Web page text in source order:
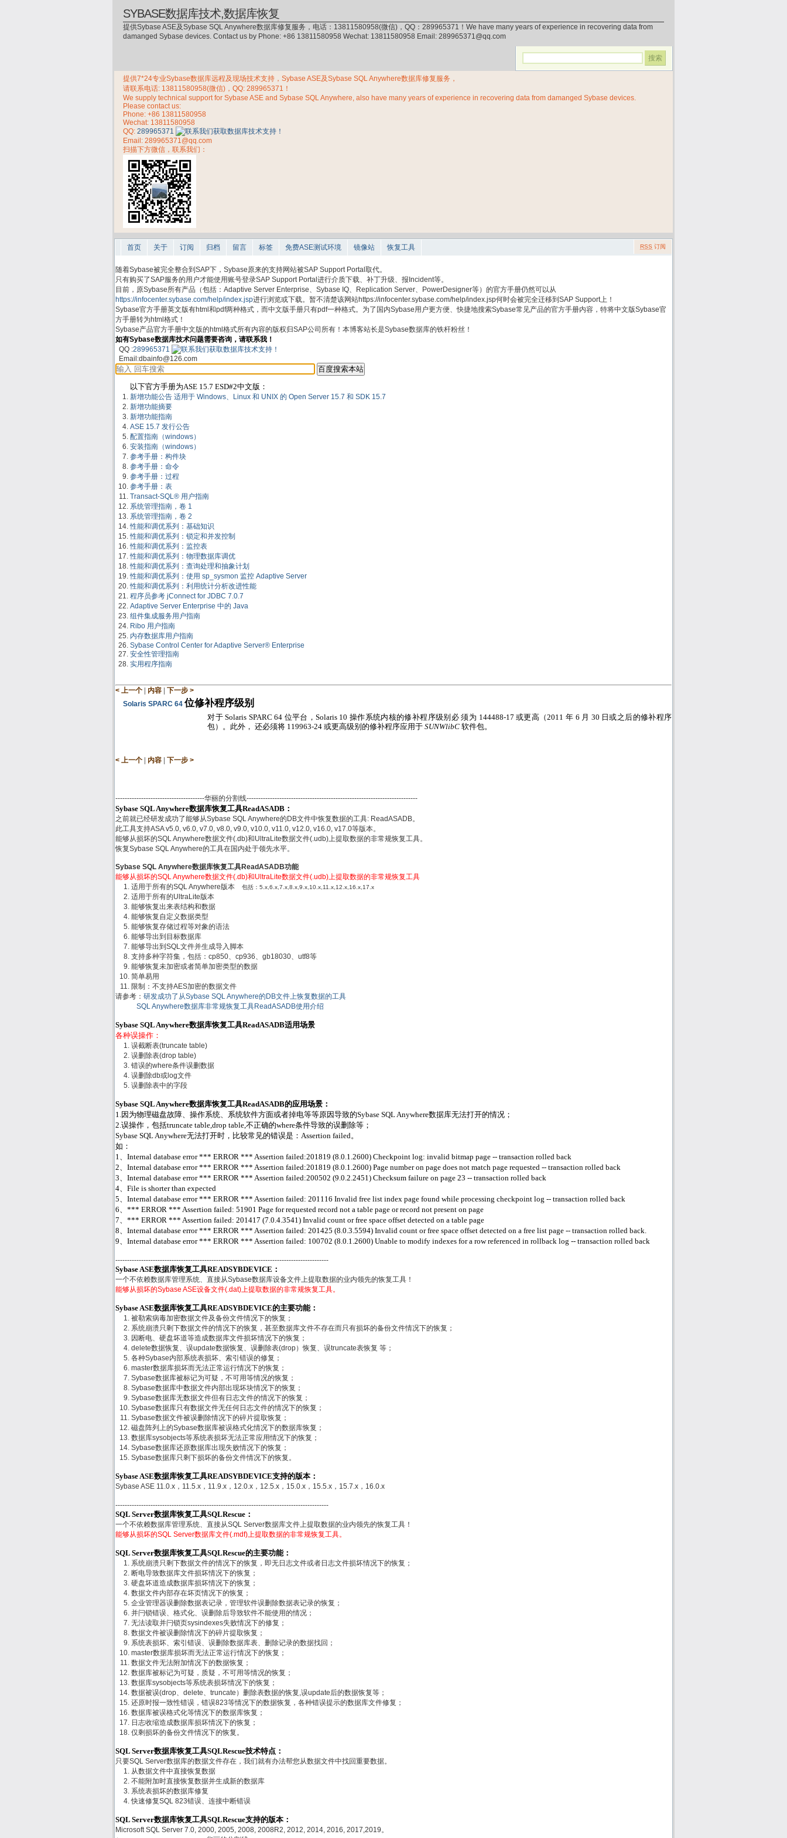
SYBASE数据库技术,数据库恢复
提供Sybase ASE及Sybase SQL Anywhere数据库修复服务，电话：13811580958(微信)，QQ：289965371！We have many years of experience in recovering data from
damanged Sybase devices. Contact us by Phone: +86 13811580958 Wechat: 13811580958 Email: 289965371@qq.com
提供7*24专业Sybase数据库远程及现场技术支持，Sybase ASE及Sybase SQL Anywhere数据库修复服务，
请联系电话: 13811580958(微信)，QQ: 289965371！
We supply technical support for Sybase ASE and Sybase SQL Anywhere, also have many years of experience in recovering data from damanged Sybase devices.
Please contact us:
Phone: +86 13811580958
Wechat: 13811580958
QQ: 289965371
Email: 289965371@qq.com
扫描下方微信，联系我们：
首页 关于 订阅 归档 留言 标签 免费ASE测试环境 镜像站 恢复工具 RSS 订阅
随着Sybase被完全整合到SAP下，Sybase原来的支持网站被SAP Support Portal取代。
只有购买了SAP服务的用户才能使用账号登录SAP Support Portal进行介质下载、补丁升级、报Incident等。
目前，原Sybase所有产品（包括：Adaptive Server Enterprise、Sybase IQ、Replication Server、PowerDesigner等）的官方手册仍然可以从
https://infocenter.sybase.com/help/index.jsp进行浏览或下载。暂不清楚该网站https://infocenter.sybase.com/help/index.jsp何时会被完全迁移到SAP Support上！
Sybase官方手册英文版有html和pdf两种格式，而中文版手册只有pdf一种格式。为了国内Sybase用户更方便、快捷地搜索Sybase常见产品的官方手册内容，特将中文版Sybase官
方手册转为html格式！
Sybase产品官方手册中文版的html格式所有内容的版权归SAP公司所有！本博客站长是Sybase数据库的铁杆粉丝！
如有Sybase数据库技术问题需要咨询，请联系我！
QQ :289965371
Email:dbainfo@126.com
以下官方手册为ASE 15.7 ESD#2中文版：
新增功能公告 适用于 Windows、Linux 和 UNIX 的 Open Server 15.7 和 SDK 15.7
新增功能摘要
新增功能指南
ASE 15.7 发行公告
配置指南（windows）
安装指南（windows）
参考手册：构件块
参考手册：命令
参考手册：过程
参考手册：表
Transact-SQL® 用户指南
系统管理指南，卷 1
系统管理指南，卷 2
性能和调优系列：基础知识
性能和调优系列：锁定和并发控制
性能和调优系列：监控表
性能和调优系列：物理数据库调优
性能和调优系列：查询处理和抽象计划
性能和调优系列：使用 sp_sysmon 监控 Adaptive Server
性能和调优系列：利用统计分析改进性能
程序员参考 jConnect for JDBC 7.0.7
Adaptive Server Enterprise 中的 Java
组件集成服务用户指南
Ribo 用户指南
内存数据库用户指南
Sybase Control Center for Adaptive Server® Enterprise
安全性管理指南
实用程序指南
< 上一个 | 内容 | 下一步 >
Solaris SPARC 64位修补程序级别
对于Solaris SPARC 64 位平台，Solaris 10 操作系统内核的修补程序级别必 须为 144488-17 或更高（2011 年 6 月 30 日或之后的修补程序
包）。此外， 还必须将 119963-24或更高级别的修补程序应用于SUNWlibC软件包。
< 上一个 | 内容 | 下一步 >
--------------------------------------华丽的分割线-------------------------------------------------------------------------
Sybase SQL Anywhere数据库恢复工具ReadASADB：
之前就已经研发成功了能够从Sybase SQL Anywhere的DB文件中恢复数据的工具: ReadASADB。
此工具支持ASA v5.0, v6.0, v7.0, v8.0, v9.0, v10.0, v11.0, v12.0, v16.0, v17.0等版本。
能够从损坏的SQL Anywhere数据文件(.db)和UltraLite数据文件(.udb)上提取数据的非常规恢复工具。
恢复Sybase SQL Anywhere的工具在国内处于领先水平。
Sybase SQL Anywhere数据库恢复工具ReadASADB功能
能够从损坏的SQL Anywhere数据文件(.db)和UltraLite数据文件(.udb)上提取数据的非常规恢复工具
适用于所有的SQL Anywhere版本
包括：5.x,6.x,7.x,8.x,9.x,10.x,11.x,12.x,16.x,17.x
适用于所有的UltraLite版本
能够恢复出来表结构和数据
能够恢复自定义数据类型
能够恢复存储过程等对象的语法
能够导出到目标数据库
能够导出到SQL文件并生成导入脚本
支持多种字符集，包括：cp850、cp936、gb18030、utf8等
能够恢复未加密或者简单加密类型的数据
简单易用
限制：不支持AES加密的数据文件
请参考： 研发成功了从Sybase SQL Anywhere的DB文件上恢复数据的工具
SQL Anywhere数据库非常规恢复工具ReadASADB使用介绍
Sybase SQL Anywhere数据库恢复工具ReadASADB适用场景
各种误操作：
误截断表(truncate table)
误删除表(drop table)
错误的where条件误删数据
误删除db或log文件
误删除表中的字段
Sybase SQL Anywhere数据库恢复工具ReadASADB的应用场景：
1.因为物理磁盘故障、操作系统、系统软件方面或者掉电等等原因导致的Sybase SQL Anywhere数据库无法打开的情况；
2.误操作，包括truncate table,drop table,不正确的where条件导致的误删除等；
Sybase SQL Anywhere无法打开时，比较常见的错误是：Assertion failed。
如：
1、Internal database error *** ERROR *** Assertion failed:201819 (8.0.1.2600) Checkpoint log: invalid bitmap page -- transaction rolled back
2、Internal database error *** ERROR *** Assertion failed:201819 (8.0.1.2600) Page number on page does not match page requested -- transaction rolled back
3、Internal database error *** ERROR *** Assertion failed:200502 (9.0.2.2451) Checksum failure on page 23 -- transaction rolled back
4、File is shorter than expected
5、Internal database error *** ERROR *** Assertion failed: 201116 Invalid free list index page found while processing checkpoint log -- transaction rolled back
6、*** ERROR *** Assertion failed: 51901 Page for requested record not a table page or record not present on page
7、*** ERROR *** Assertion failed: 201417 (7.0.4.3541) Invalid count or free space offset detected on a table page
8、Internal database error *** ERROR *** Assertion failed: 201425 (8.0.3.5594) Invalid count or free space offset detected on a free list page -- transaction rolled back.
9、Internal database error *** ERROR *** Assertion failed: 100702 (8.0.1.2600) Unable to modify indexes for a row referenced in rollback log -- transaction rolled back
-------------------------------------------------------------------------------------------
Sybase ASE数据库恢复工具READSYBDEVICE：
一个不依赖数据库管理系统、直接从Sybase数据库设备文件上提取数据的业内领先的恢复工具！
能够从损坏的Sybase ASE设备文件(.dat)上提取数据的非常规恢复工具。
Sybase ASE数据库恢复工具READSYBDEVICE的主要功能：
被勒索病毒加密数据文件及备份文件情况下的恢复；
系统崩溃只剩下数据文件的情况下的恢复，甚至数据库文件不存在而只有损坏的备份文件情况下的恢复；
因断电、硬盘坏道等造成数据库文件损坏情况下的恢复；
delete数据恢复、误update数据恢复、误删除表(drop）恢复、误truncate表恢复 等；
各种Sybase内部系统表损坏、索引错误的修复；
master数据库损坏而无法正常运行情况下的恢复；
Sybase数据库被标记为可疑，不可用等情况的恢复；
Sybase数据库中数据文件内部出现坏块情况下的恢复；
Sybase数据库无数据文件但有日志文件的情况下的恢复；
Sybase数据库只有数据文件无任何日志文件的情况下的恢复；
Sybase数据文件被误删除情况下的碎片提取恢复；
磁盘阵列上的Sybase数据库被误格式化情况下的数据库恢复；
数据库sysobjects等系统表损坏无法正常应用情况下的恢复；
Sybase数据库还原数据库出现失败情况下的恢复；
Sybase数据库只剩下损坏的备份文件情况下的恢复。
Sybase ASE数据库恢复工具READSYBDEVICE支持的版本：
Sybase ASE 11.0.x，11.5.x，11.9.x，12.0.x，12.5.x，15.0.x，15.5.x，15.7.x，16.0.x
-------------------------------------------------------------------------------------------
SQL Server数据库恢复工具SQLRescue：
一个不依赖数据库管理系统、直接从SQL Server数据库文件上提取数据的业内领先的恢复工具！
能够从损坏的SQL Server数据库文件(.mdf)上提取数据的非常规恢复工具。
SQL Server数据库恢复工具SQLRescue的主要功能：
系统崩溃只剩下数据文件的情况下的恢复，即无日志文件或者日志文件损坏情况下的恢复；
断电导致数据库文件损坏情况下的恢复；
硬盘坏道造成数据库损坏情况下的恢复；
数据文件内部存在坏页情况下的恢复；
企业管理器误删除数据表记录，管理软件误删除数据表记录的恢复；
并闩锁错误、格式化、误删除后导致软件不能使用的情况；
无法读取并闩锁页sysindexes失败情况下的修复；
数据文件被误删除情况下的碎片提取恢复；
系统表损坏、索引错误、误删除数据库表、删除记录的数据找回；
master数据库损坏而无法正常运行情况下的恢复；
数据文件无法附加情况下的数据恢复；
数据库被标记为可疑，质疑，不可用等情况的恢复；
数据库sysobjects等系统表损坏情况下的恢复；
数据被误(drop、delete、truncate）删除表数据的恢复,误update后的数据恢复等；
还原时报一致性错误，错误823等情况下的数据恢复，各种错误提示的数据库文件修复；
数据库被误格式化等情况下的数据库恢复；
日志收缩造成数据库损坏情况下的恢复；
仅剩损坏的备份文件情况下的恢复。
SQL Server数据库恢复工具SQLRescue技术特点：
只要SQL Server数据库的数据文件存在，我们就有办法帮您从数据文件中找回重要数据。
从数据文件中直接恢复数据
不能附加时直接恢复数据并生成新的数据库
系统表损坏的数据库修复
快速修复SQL 823错误、连接中断错误
SQL Server数据库恢复工具SQLRescue支持的版本：
Microsoft SQL Server 7.0, 2000, 2005, 2008, 2008R2, 2012, 2014, 2016, 2017,2019。